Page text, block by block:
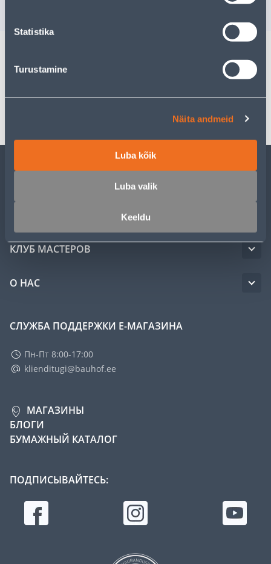
Statistika
Turustamine
Näita andmeid
Luba kõik
Luba valik
Keeldu
Спецификация
ОБСЛУЖИВАНИЕ ЧАСТНЫХ КЛИЕНТОВ
КЛУБ МАСТЕРОВ
О НАС
СЛУЖБА ПОДДЕРЖКИ Е-МАГАЗИНА
Пн-Пт 8:00-17:00
klienditugi@bauhof.ee
МАГАЗИНЫ
БЛОГИ
БУМАЖНЫЙ КАТАЛОГ
ПОДПИСЫВАЙТЕСЬ: